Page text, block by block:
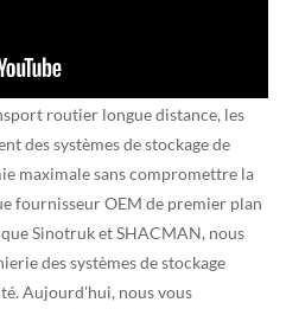
routier longue distance, les
des systèmes de stockage de
maximale sans compromettre la
fournisseur OEM de premier plan
Sinotruk et SHACMAN, nous
des systèmes de stockage
Aujourd'hui, nous vous